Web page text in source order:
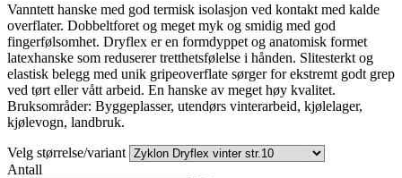
Vanntett hanske med god termisk isolasjon ved kontakt med kalde
overflater. Dobbeltforet og meget myk og smidig med god
fingerfølsomhet. Dryflex er en formdyppet og anatomisk formet
latexhanske som reduserer tretthetsfølelse i hånden. Slitesterkt og
elastisk belegg med unik gripeoverflate sørger for ekstremt godt grep
ved tørt eller vått arbeid. En hanske av meget høy kvalitet.
Bruksområder: Byggeplasser, utendørs vinterarbeid, kjølelager,
kjølevogn, landbruk.
Velg størrelse/variant
Antall